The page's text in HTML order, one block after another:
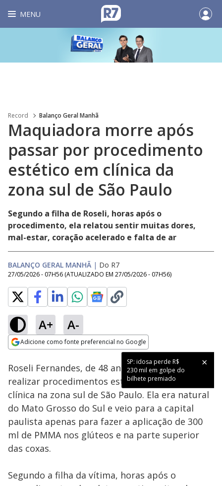
MENU
Record Balanço Geral Manhã
Maquiadora morre após
passar por procedimento
estético em clínica da
zona sul de São Paulo
Segundo a filha de Roseli, horas após o
procedimento, ela relatou sentir muitas dores,
mal-estar, coração acelerado e falta de ar
BALANÇO GERAL MANHÃ | Do R7
27/05/2026 - 07H56 (ATUALIZADO EM 27/05/2026 - 07H56)
A+ A-
Adicione como fonte preferencial no Google
SP: idosa perde R$
230 mil em golpe do
bilhete premiado
Ativar
Loaded
24.23%
Roseli Fernandes, de 48 anos, morreu após
realizar procedimentos estéticos em uma
clínica na zona sul de São Paulo. Ela era natural
do Mato Grosso do Sul e veio para a capital
paulista apenas para fazer a aplicação de 300
ml de PMMA nos glúteos e na parte superior
das coxas.
Segundo a filha da vítima, horas após o